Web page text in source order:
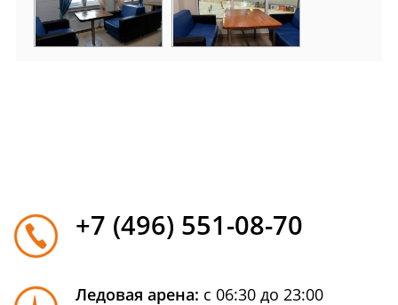
+7 (496) 551-08-70
Ледовая арена: с 06:30 до 23:00